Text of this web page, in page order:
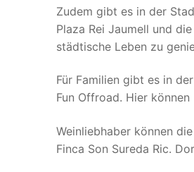
Zudem gibt es in der
Plaza Rei Jaumell und
städtische Leben zu
Für Familien gibt es in
Fun Offroad. Hier
Weinliebhaber können
Finca Son Sureda Ric.